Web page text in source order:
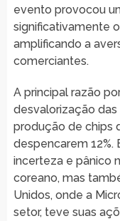
evento provocou
significativamente
amplificando a
comerciantes.
A principal razão
desvalorização das
produção de chips
despencarem 12%.
incerteza e pânico
coreano, mas
Unidos, onde a
setor, teve suas